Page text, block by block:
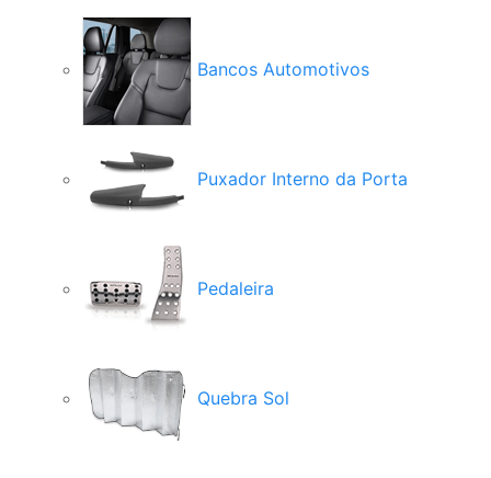
Bancos Automotivos
Puxador Interno da Porta
Pedaleira
Quebra Sol